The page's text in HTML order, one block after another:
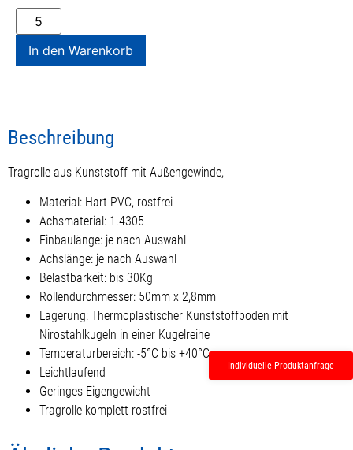
Individuelle Produktanfrage
In den Warenkorb
Beschreibung
Tragrolle aus Kunststoff mit Außengewinde,
Material: Hart-PVC, rostfrei
Achsmaterial: 1.4305
Einbaulänge: je nach Auswahl
Achslänge: je nach Auswahl
Belastbarkeit: bis 30Kg
Rollendurchmesser: 50mm x 2,8mm
Lagerung: Thermoplastischer Kunststoffboden mit
Nirostahlkugeln in einer Kugelreihe
Temperaturbereich: -5°C bis +40°C
Leichtlaufend
Geringes Eigengewicht
Tragrolle komplett rostfrei